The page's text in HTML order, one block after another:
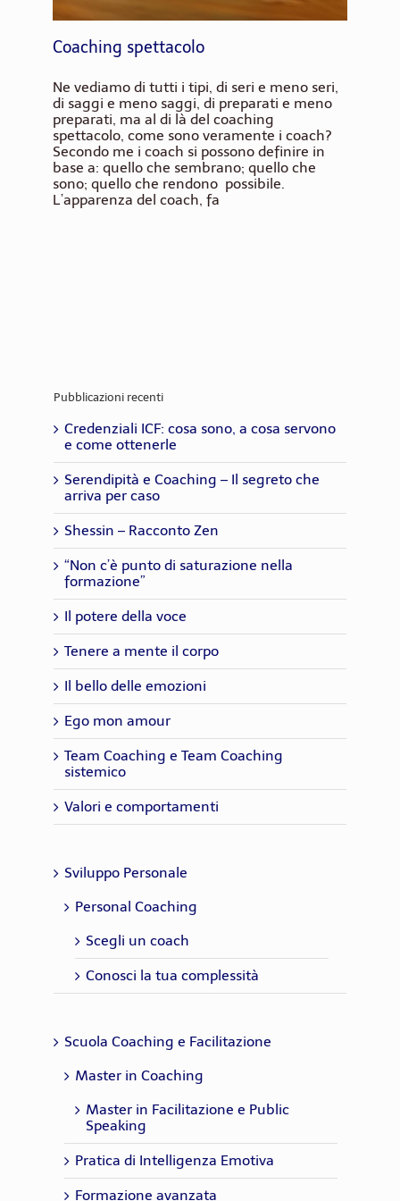
Coaching spettacolo
Ne vediamo di tutti i tipi, di seri e meno seri,
di saggi e meno saggi, di preparati e meno
preparati, ma al di là del coaching
spettacolo, come sono veramente i coach?
Secondo me i coach si possono definire in
base a: quello che sembrano; quello che
sono; quello che rendono possibile.
L’apparenza del coach, fa
Pubblicazioni recenti
Credenziali ICF: cosa sono, a cosa servono
e come ottenerle
Serendipità e Coaching – Il segreto che
arriva per caso
Shessin – Racconto Zen
“Non c’è punto di saturazione nella
formazione”
Il potere della voce
Tenere a mente il corpo
Il bello delle emozioni
Ego mon amour
Team Coaching e Team Coaching
sistemico
Valori e comportamenti
Sviluppo Personale
Personal Coaching
Scegli un coach
Conosci la tua complessità
Scuola Coaching e Facilitazione
Master in Coaching
Master in Facilitazione e Public
Speaking
Pratica di Intelligenza Emotiva
Formazione avanzata